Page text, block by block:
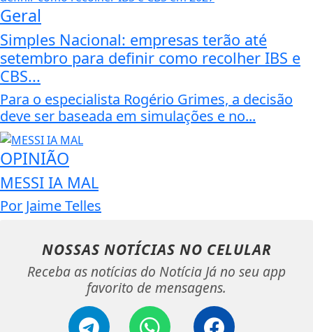
Geral
Simples Nacional: empresas terão até
setembro para definir como recolher IBS e
CBS...
Para o especialista Rogério Grimes, a decisão
deve ser baseada em simulações e no...
OPINIÃO
MESSI IA MAL
Por Jaime Telles
NOSSAS NOTÍCIAS NO CELULAR
Receba as notícias do Notícia Já no seu app
favorito de mensagens.